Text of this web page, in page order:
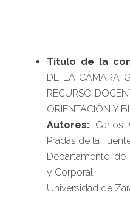
Título de la
DE LA CÁMARA
RECURSO
ORIENTACIÓN Y
Autores: Carlos
Pradas de la
Departamento de
y Corporal
Universidad de